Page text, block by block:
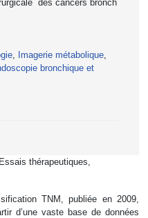
des cancers bronch
, Imagerie métabolique,
bronchique et
thérapeutiques,
TNM, publiée en 2009,
d’une vaste base de données